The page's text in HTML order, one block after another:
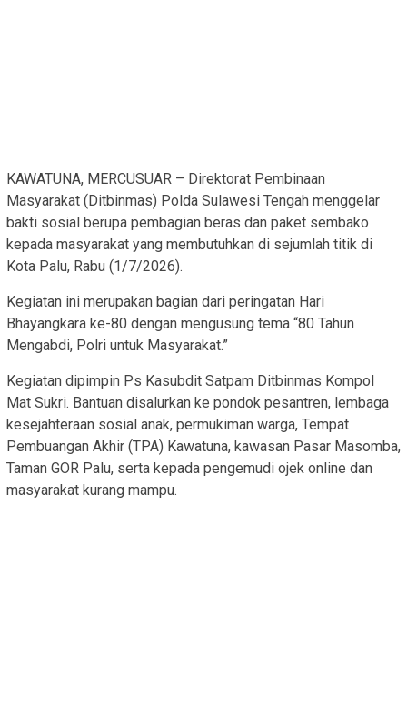
KAWATUNA, MERCUSUAR – Direktorat Pembinaan
Masyarakat (Ditbinmas) Polda Sulawesi Tengah menggelar
bakti sosial berupa pembagian beras dan paket sembako
kepada masyarakat yang membutuhkan di sejumlah titik di
Kota Palu, Rabu (1/7/2026).
Kegiatan ini merupakan bagian dari peringatan Hari
Bhayangkara ke-80 dengan mengusung tema “80 Tahun
Mengabdi, Polri untuk Masyarakat.”
Kegiatan dipimpin Ps Kasubdit Satpam Ditbinmas Kompol
Mat Sukri. Bantuan disalurkan ke pondok pesantren, lembaga
kesejahteraan sosial anak, permukiman warga, Tempat
Pembuangan Akhir (TPA) Kawatuna, kawasan Pasar Masomba,
Taman GOR Palu, serta kepada pengemudi ojek online dan
masyarakat kurang mampu.